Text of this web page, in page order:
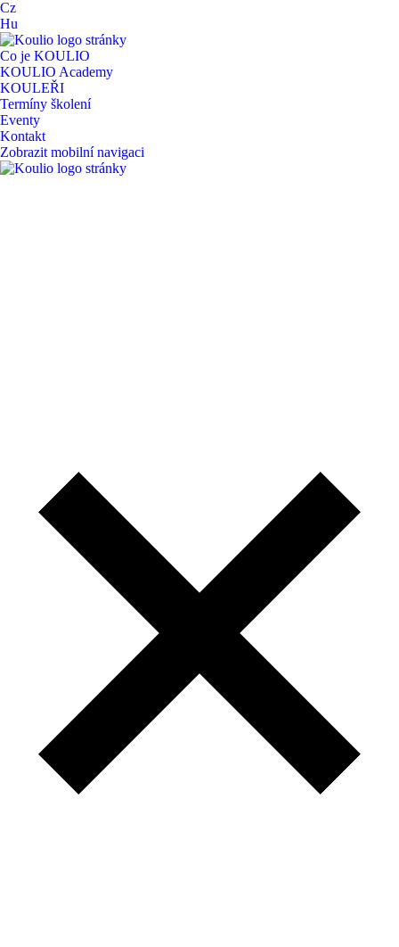
Skip
to
content
Cz
Hu
Co je KOULIO
KOULIO Academy
KOULEŘI
Termíny školení
Eventy
Kontakt
Zobrazit mobilní navigaci